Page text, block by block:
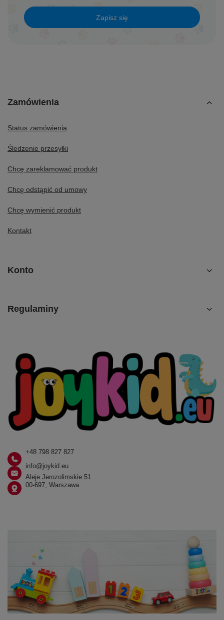
Zapisz się
Zamówienia
Status zamówienia
Śledzenie przesyłki
Chcę zareklamować produkt
Chcę odstąpić od umowy
Chcę wymienić produkt
Kontakt
Konto
Regulaminy
+48 798 827 827
info@joykid.eu
Aleje Jerozolimskie 51
00-697, Warszawa